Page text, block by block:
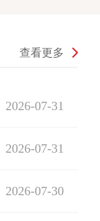
查看更多
2026-07-31
2026-07-31
2026-07-30